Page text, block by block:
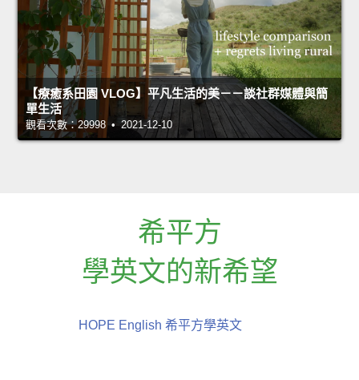
【療癒系田園 VLOG】平凡生活的美－－談社群媒體與簡
單生活
觀看次數：29998 • 2021-12-10
希平方
學英文的新希望
HOPE English 希平方學英文